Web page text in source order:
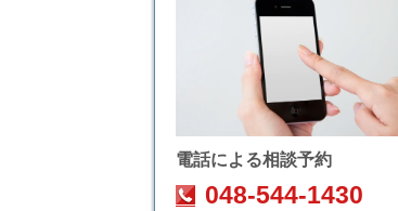
電話による相談予約
048-544-1430